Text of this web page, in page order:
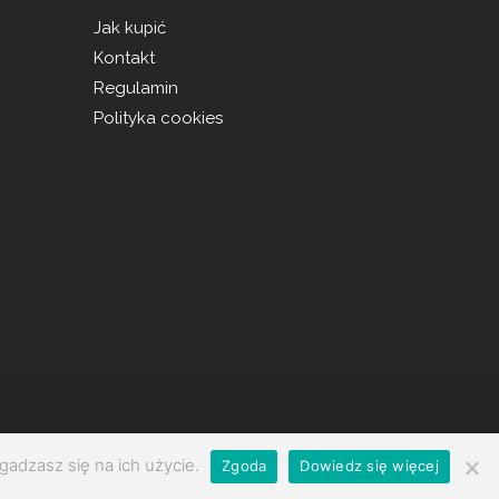
Jak kupić
Kontakt
Regulamin
Polityka cookies
się na ich użycie. Zgoda Dowiedz się więcej